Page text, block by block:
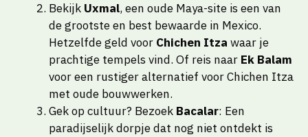
Bekijk Uxmal, een oude Maya-site is een van
de grootste en best bewaarde in Mexico.
Hetzelfde geld voor Chichen Itza waar je
prachtige tempels vind. Of reis naar Ek Balam
voor een rustiger alternatief voor Chichen Itza
met oude bouwwerken.
Gek op cultuur? Bezoek Bacalar: Een
paradijselijk dorpje dat nog niet ontdekt is